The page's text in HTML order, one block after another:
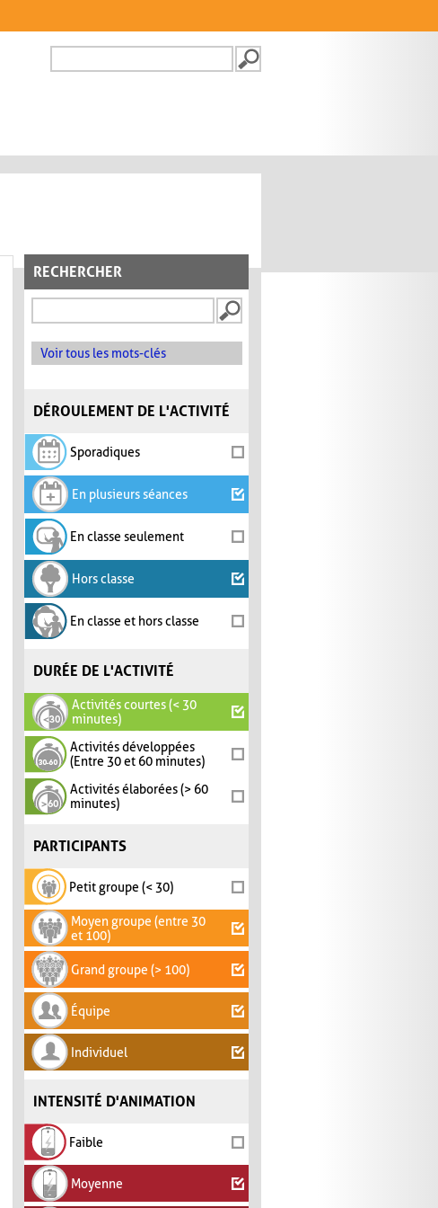
FORMULAIRE DE
RECHERCHER
Voir tous les mots-clés
DÉROULEMENT DE L'ACTIVITÉ
Sporadiques
En plusieurs séances
En classe seulement
Hors classe
En classe et hors classe
DURÉE DE L'ACTIVITÉ
Activités courtes (< 30
minutes)
Activités développées
(Entre 30 et 60 minutes)
Activités élaborées (> 60
minutes)
PARTICIPANTS
Petit groupe (< 30)
Moyen groupe (entre 30
et 100)
Grand groupe (> 100)
Équipe
Individuel
INTENSITÉ D'ANIMATION
Faible
Moyenne